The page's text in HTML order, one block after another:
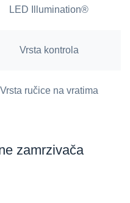
LED Illumination®
Vrsta kontrola
Vrsta ručice na vratima
zamrzivača